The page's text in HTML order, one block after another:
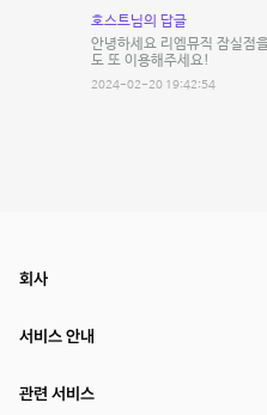
호스트님의 답글
안녕하세요 리엠뮤직 잠실점
도 또 이용해주세요!
2024-02-20 19:42:54
회사
서비스 안내
관련 서비스